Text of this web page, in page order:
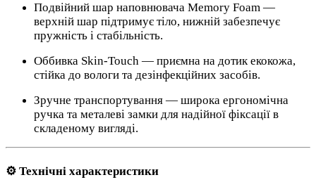
Подвійний шар наповнювача Memory Foam —
верхній шар підтримує тіло, нижній забезпечує
пружність і стабільність.
Оббивка Skin-Touch — приємна на дотик екокожа,
стійка до вологи та дезінфекційних засобів.
Зручне транспортування — широка ергономічна
ручка та металеві замки для надійної фіксації в
складеному вигляді.
⚙️ Технічні характеристики